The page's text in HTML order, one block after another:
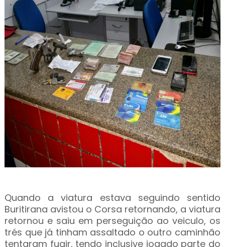
Quando a viatura estava seguindo sentido
Buritirana avistou o Corsa retornando, a viatura
retornou e saiu em perseguição ao veiculo, os
trés que já tinham assaltado o outro caminhão
tentaram fugir, tendo inclusive jogado parte do